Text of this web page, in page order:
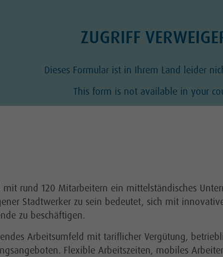
ZUGRIFF
Dieses Formular ist in Ihrem Land leider
This form is not available in your
rund 120 Mitarbeitern ein mittelständisches
Stadtwerker zu sein bedeutet, sich mit
zu beschäftigen.
Arbeitsumfeld mit tariflicher Vergütung,
Flexible Arbeitszeiten, mobiles